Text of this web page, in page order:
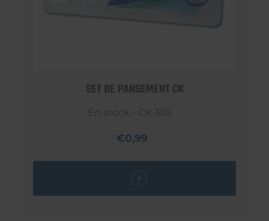
SET DE PANSEMENT CK
En stock - CK-305
€0,99